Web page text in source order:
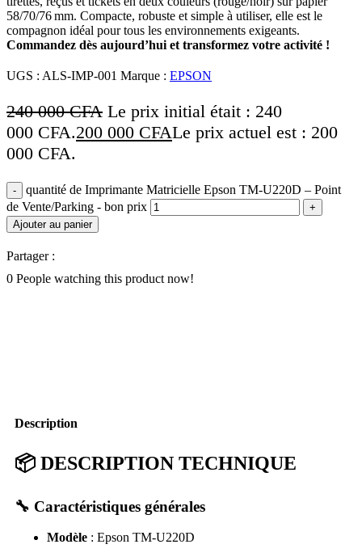
58/70/76 mm. Compacte, robuste et simple à utiliser, elle est le
compagnon idéal pour tous les environnements exigeants.
Commandez dès aujourd’hui et transformez votre activité !
UGS : ALS-IMP-001 Marque : EPSON
240 000CFA Le prix initial était : 240
000 CFA.200 000 CFALe prix actuel est : 200
000 CFA.
quantité de Imprimante Matricielle Epson TM‑U220D – Point
de Vente/Parking - bon prix
Ajouter au panier
Partager :
0 People watching this product now!
Description
📦 DESCRIPTION TECHNIQUE
🔧 Caractéristiques générales
Modèle : Epson TM‑U220D